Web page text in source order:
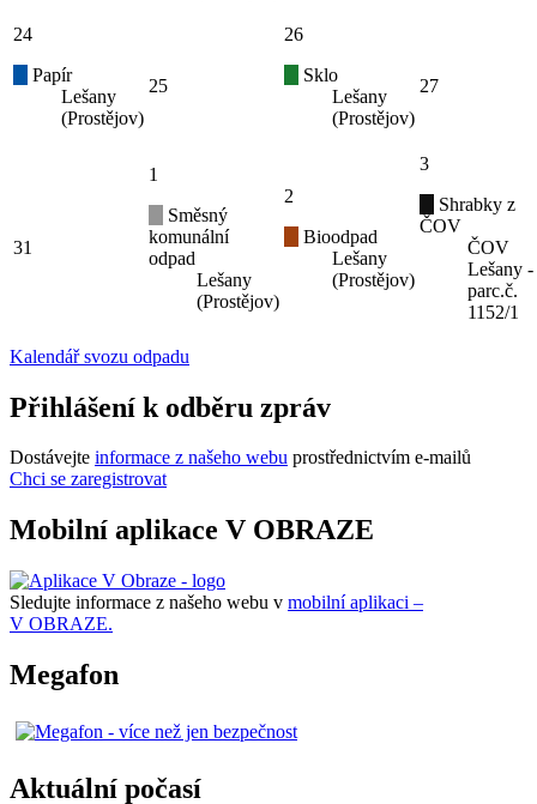
24
Papír
Lešany
(Prostějov)
25
26
Sklo
Lešany
(Prostějov)
27
31
1
Směsný
komunální
odpad
Lešany
(Prostějov)
2
Bioodpad
Lešany
(Prostějov)
3
Shrabky z
ČOV
ČOV
Lešany -
parc.č.
1152/1
Kalendář svozu odpadu
Přihlášení k odběru zpráv
Dostávejte informace z našeho webu prostřednictvím e-mailů
Chci se zaregistrovat
Mobilní aplikace V OBRAZE
Sledujte informace z našeho webu v mobilní aplikaci –
V OBRAZE.
Megafon
Aktuální počasí